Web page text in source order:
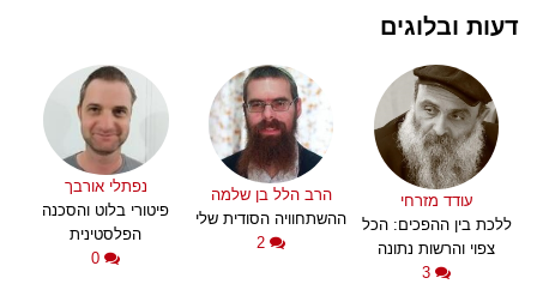
דעות ובלוגים
עודד מזרחי
ללכת בין ההפכים: הכל
צפוי והרשות נתונה
3
הרב הלל בן שלמה
ההשתחוויה הסודית שלי
2
נפתלי אורבך
פיטורי בלוט והסכנה
הפלסטינית
0